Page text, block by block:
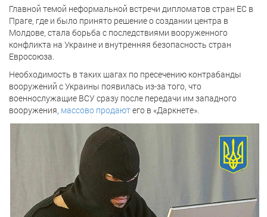
Главной темой неформальной встречи дипломатов стран ЕС в
Праге, где и было принято решение о создании центра в
Молдове, стала борьба с последствиями вооруженного
конфликта на Украине и внутренняя безопасность стран
Евросоюза.
Необходимость в таких шагах по пресечению контрабанды
вооружений с Украины появилась из-за того, что
военнослужащие ВСУ сразу после передачи им западного
вооружения, массово продаютего в «Даркнете».